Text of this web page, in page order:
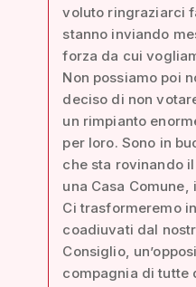
voluto ringraziarci
stanno inviando
forza da cui
Non possiamo poi
deciso di non
un rimpianto
per loro. Sono in
che sta rovinando
una Casa
Ci trasformeremo
coadiuvati dal
Consiglio,
compagnia di tutte